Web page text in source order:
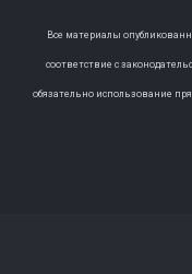
Все материалы
соответствие с
обязательно использование